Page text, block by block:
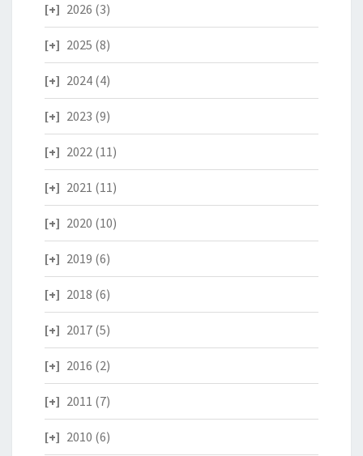
2026 (3)
2025 (8)
2024 (4)
2023 (9)
2022 (11)
2021 (11)
2020 (10)
2019 (6)
2018 (6)
2017 (5)
2016 (2)
2011 (7)
2010 (6)